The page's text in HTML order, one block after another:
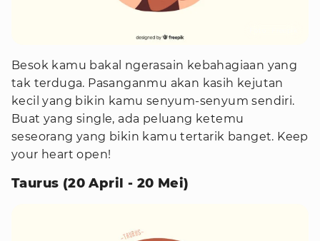
Besok kamu bakal ngerasain kebahagiaan yang
tak terduga. Pasanganmu akan kasih kejutan
kecil yang bikin kamu senyum-senyum sendiri.
Buat yang single, ada peluang ketemu
seseorang yang bikin kamu tertarik banget. Keep
your heart open!
Taurus (20 April - 20 Mei)